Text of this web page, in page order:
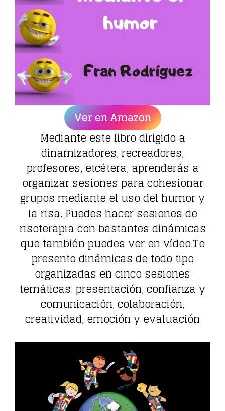
Ver en Amazon
Mediante este libro dirigido a
dinamizadores, recreadores,
profesores, etcétera, aprenderás a
organizar sesiones para cohesionar
grupos mediante el uso del humor y
la risa. Puedes hacer sesiones de
risoterapia con bastantes dinámicas
que también puedes ver en vídeo.Te
presento dinámicas de todo tipo
organizadas en cinco sesiones
temáticas: presentación, confianza y
comunicación, colaboración,
creatividad, emoción y evaluación